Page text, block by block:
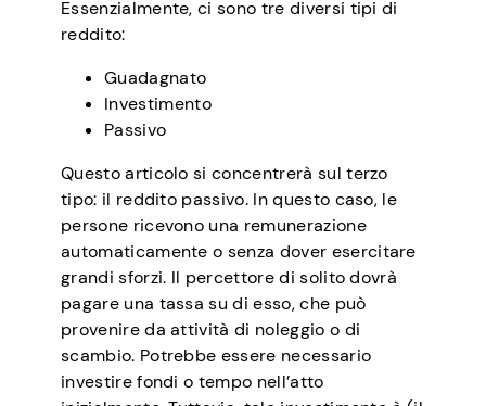
Essenzialmente, ci sono tre diversi tipi di
reddito:
Guadagnato
Investimento
Passivo
Questo articolo si concentrerà sul terzo
tipo: il reddito passivo. In questo caso, le
persone ricevono una remunerazione
automaticamente o senza dover esercitare
grandi sforzi. Il percettore di solito dovrà
pagare una tassa su di esso, che può
provenire da attività di noleggio o di
scambio. Potrebbe essere necessario
investire fondi o tempo nell’atto